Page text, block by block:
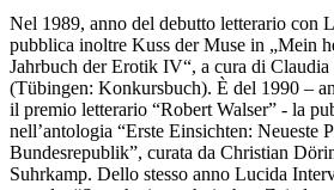
Nel 1989, anno del debutto letterario con
pubblica inoltre Kuss der Muse in „Mein
Jahrbuch der Erotik IV“, a cura di
(Tübingen: Konkursbuch). È del 1990 –
il premio letterario “Robert Walser” - la
nell’antologia “Erste Einsichten: Neueste
Bundesrepublik”, curata da Christian
Suhrkamp. Dello stesso anno Lucida